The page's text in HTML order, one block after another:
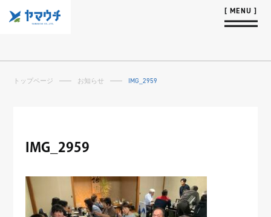
トップページ お知らせ IMG_2959
IMG_2959